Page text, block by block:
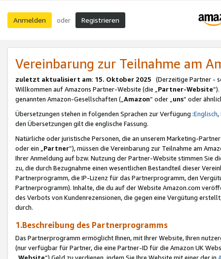
Anmelden oder Registrieren
Vereinbarung zur Teilnahme am
zuletzt aktualisiert am: 15. Oktober 2025 (Derzeitige Partner -
Willkommen auf Amazons Partner-Website (die „Partner-Website
genannten Amazon-Gesellschaften („Amazon“ oder „uns“ oder
Übersetzungen stehen in folgenden Sprachen zur Verfügung :Englisch,
den Übersetzungen gilt die englische Fassung.
Natürliche oder juristische Personen, die an unserem Marketing-
oder ein „Partner“), müssen die Vereinbarung zur Teilnahme am
Ihrer Anmeldung auf bzw. Nutzung der Partner-Website stimmen Sie
zu, die durch Bezugnahme einen wesentlichen Bestandteil dieser
Partnerprogramm, die IP-Lizenz für das Partnerprogramm, den
Partnerprogramm). Inhalte, die du auf der Website Amazon.com
des Verbots von Kundenrezensionen, die gegen eine Vergütung
durch.
1.Beschreibung des Partnerprogramms
Das Partnerprogramm ermöglicht Ihnen, mit Ihrer Website, Ihren
(nur verfügbar für Partner, die eine Partner-ID für die Amazon UK
Website“) Geld zu verdienen, indem Sie Ihre Website mit einer der in